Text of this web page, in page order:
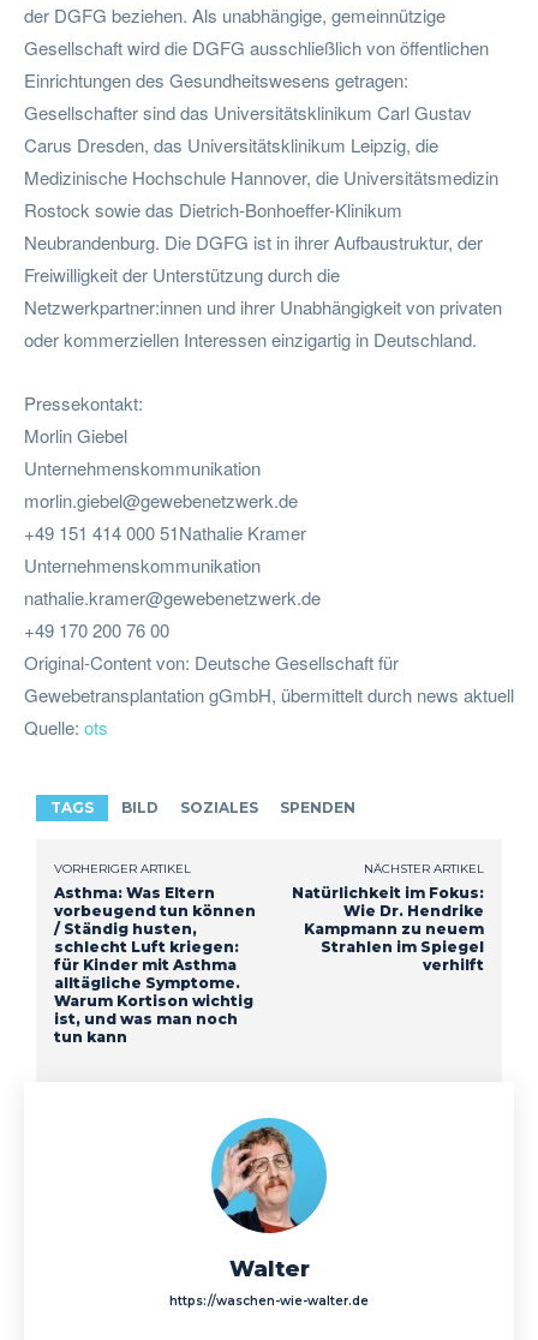
der DGFG beziehen. Als unabhängige, gemeinnützige
Gesellschaft wird die DGFG ausschließlich von öffentlichen
Einrichtungen des Gesundheitswesens getragen:
Gesellschafter sind das Universitätsklinikum Carl Gustav
Carus Dresden, das Universitätsklinikum Leipzig, die
Medizinische Hochschule Hannover, die Universitätsmedizin
Rostock sowie das Dietrich-Bonhoeffer-Klinikum
Neubrandenburg. Die DGFG ist in ihrer Aufbaustruktur, der
Freiwilligkeit der Unterstützung durch die
Netzwerkpartner:innen und ihrer Unabhängigkeit von privaten
oder kommerziellen Interessen einzigartig in Deutschland.
Pressekontakt:
Morlin Giebel
Unternehmenskommunikation
morlin.giebel@gewebenetzwerk.de
+49 151 414 000 51Nathalie Kramer
Unternehmenskommunikation
nathalie.kramer@gewebenetzwerk.de
+49 170 200 76 00
Original-Content von: Deutsche Gesellschaft für
Gewebetransplantation gGmbH, übermittelt durch news aktuell
Quelle: ots
TAGS BILD SOZIALES SPENDEN
VORHERIGER ARTIKEL
Asthma: Was Eltern
vorbeugend tun können
/ Ständig husten,
schlecht Luft kriegen:
für Kinder mit Asthma
alltägliche Symptome.
Warum Kortison wichtig
ist, und was man noch
tun kann
NÄCHSTER ARTIKEL
Natürlichkeit im Fokus:
Wie Dr. Hendrike
Kampmann zu neuem
Strahlen im Spiegel
verhilft
Walter
https://waschen-wie-walter.de